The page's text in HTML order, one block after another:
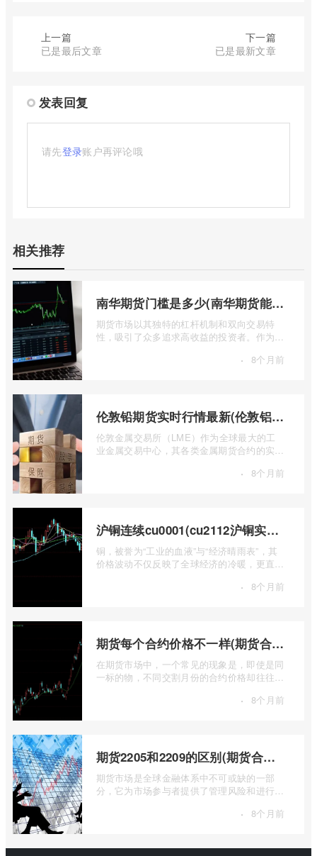
上一篇
已是最后文章
下一篇
已是最新文章
发表回复
请先登录账户再评论哦
相关推荐
南华期货门槛是多少(南华期货能做国际期货吗)
期货市场以其独特的杠杆机制和双向交易特
性，吸引了众多追求高收益的投资者。作为中
· 8个月前
伦敦铅期货实时行情最新(伦敦铝锡期货实时行情)
伦敦金属交易所（LME）作为全球最大的工
业金属交易中心，其各类金属期货合约的实时
· 8个月前
沪铜连续cu0001(cu2112沪铜实时行情)
铜，被誉为“工业的血液”与“经济晴雨表”，其
价格波动不仅反映了全球经济的冷暖，更直接
· 8个月前
期货每个合约价格不一样(期货合约之间的价格差)
在期货市场中，一个常见的现象是，即使是同
一标的物，不同交割月份的合约价格却往往不
· 8个月前
期货2205和2209的区别(期货合约2205什么意思)
期货市场是全球金融体系中不可或缺的一部
分，它为市场参与者提供了管理风险和进行价
· 8个月前